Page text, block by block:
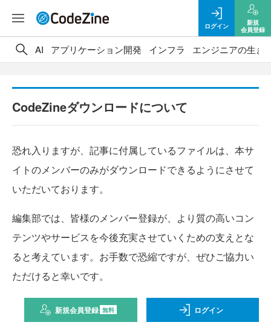
ログイン
新規
会員登録
AI アプリケーション開発 インフラ エンジニアの生き
CodeZineダウンロードについて
恐れ入りますが、記事に付属しているファイルは、本サ
イトのメンバーのみがダウンロードできるようにさせて
いただいております。
編集部では、皆様のメンバー登録が、より質の高いコン
テンツやサービスを今後充実させていくための支えとな
ると考えています。お手数で恐縮ですが、ぜひご協力い
ただけると幸いです。
新規会員登録 無料 ログイン